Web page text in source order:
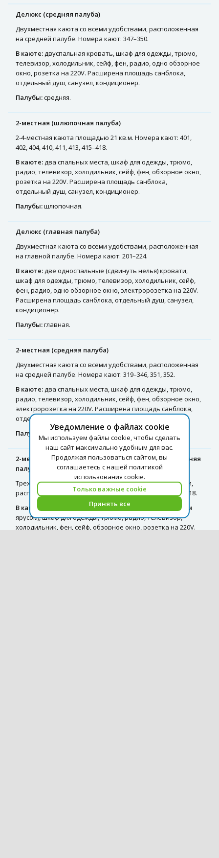
Делюкс (средняя палуба)
Двухместная каюта со всеми удобствами, расположенная
на средней палубе. Номера кают: 347–350.
В каюте:двуспальная кровать, шкаф для одежды, трюмо,
телевизор, холодильник, сейф, фен, радио, одно обзорное
окно, розетка на 220V. Расширена площадь санблока,
отдельный душ, санузел, кондиционер.
Палубы:средняя.
2-местная (шлюпочная палуба)
2-4-местная каюта площадью 21 кв.м. Номера кают: 401,
402, 404, 410, 411, 413, 415–418.
В каюте:два спальных места, шкаф для одежды, трюмо,
радио, телевизор, холодильник, сейф, фен, обзорное окно,
розетка на 220V. Расширена площадь санблока,
отдельный душ, санузел, кондиционер.
Палубы:шлюпочная.
Делюкс (главная палуба)
Двухместная каюта со всеми удобствами, расположенная
на главной палубе. Номера кают: 201–224.
В каюте:две односпальные (сдвинуть нелья) кровати,
шкаф для одежды, трюмо, телевизор, холодильник, сейф,
фен, радио, одно обзорное окно, электророзетка на 220V.
Расширена площадь санблока, отдельный душ, санузел,
кондиционер.
Палубы:главная.
2-местная (средняя палуба)
Двухместная каюта со всеми удобствами, расположенная
на средней палубе. Номера кают: 319–346, 351, 352.
В каюте:два спальных места, шкаф для одежды, трюмо,
радио, телевизор, холодильник, сейф, фен, обзорное окно,
электророзетка на 220V. Расширена площадь санблока,
отдельный душ, санузел, кондиционер.
Палубы:
средняя.
2-местное размещение в 3-местной 2-ярусной (нижняя
палуба)
Трехместная двухъярусная каюта со всеми удобствами,
расположенная на нижней палубе. Номера кают: 109–118.
В каюте:
три спальных места (два внизу, одно – вторым
ярусом), шкаф для одежды, трюмо, радио, телевизор,
холодильник, фен, сейф, обзорное окно, розетка на 220V.
Уведомление о файлах cookie
Мы используем файлы cookie, чтобы сделать
наш сайт максимально удобным для вас.
Продолжая пользоваться сайтом, вы
соглашаетесь с нашей политикой
использования cookie.
Только важные cookie
Принять все